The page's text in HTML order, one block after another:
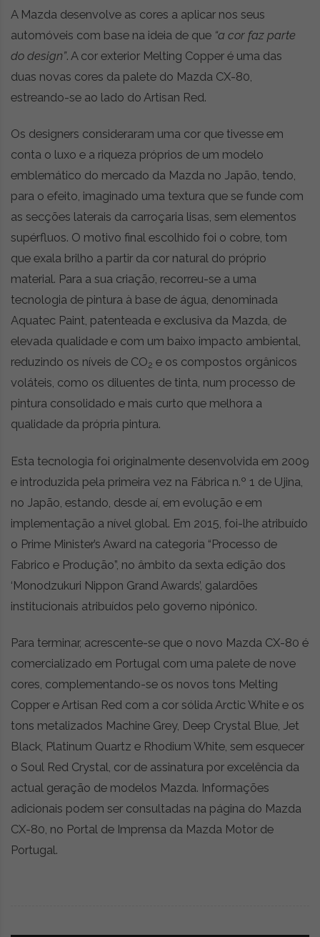
A Mazda desenvolve as cores a aplicar nos seus
automóveis com base na ideia de que “a cor faz parte
do design”. A cor exterior Melting Copper é uma das
duas novas cores da palete do Mazda CX-80,
estreando-se ao lado do Artisan Red.
Os designers consideraram uma cor que tivesse em
conta o luxo e a riqueza próprios de um modelo
emblemático do mercado da Mazda no Japão, tendo,
para o efeito, imaginado uma textura que se funde com
as secções laterais da carroçaria lisas, sem elementos
supérfluos. O motivo final escolhido foi o cobre, tom
que exala brilho a partir da cor natural do próprio
material. Para a sua criação, recorreu-se a uma
tecnologia de pintura à base de água, denominada
Aquatec Paint, patenteada e exclusiva da Mazda, de
elevada qualidade e com um baixo impacto ambiental,
reduzindo os níveis de CO2 e os compostos orgânicos
voláteis, como os diluentes de tinta, num processo de
pintura consolidado e mais curto que melhora a
qualidade da própria pintura.
Esta tecnologia foi originalmente desenvolvida em 2009
e introduzida pela primeira vez na Fábrica n.º 1 de Ujina,
no Japão, estando, desde aí, em evolução e em
implementação a nível global. Em 2015, foi-lhe atribuído
o Prime Minister’s Award na categoria “Processo de
Fabrico e Produção”, no âmbito da sexta edição dos
‘Monodzukuri Nippon Grand Awards’, galardões
institucionais atribuídos pelo governo nipónico.
Para terminar, acrescente-se que o novo Mazda CX-80 é
comercializado em Portugal com uma palete de nove
cores, complementando-se os novos tons Melting
Copper e Artisan Red com a cor sólida Arctic White e os
tons metalizados Machine Grey, Deep Crystal Blue, Jet
Black, Platinum Quartz e Rhodium White, sem esquecer
o Soul Red Crystal, cor de assinatura por excelência da
actual geração de modelos Mazda. Informações
adicionais podem ser consultadas na página do Mazda
CX-80, no Portal de Imprensa da Mazda Motor de
Portugal.